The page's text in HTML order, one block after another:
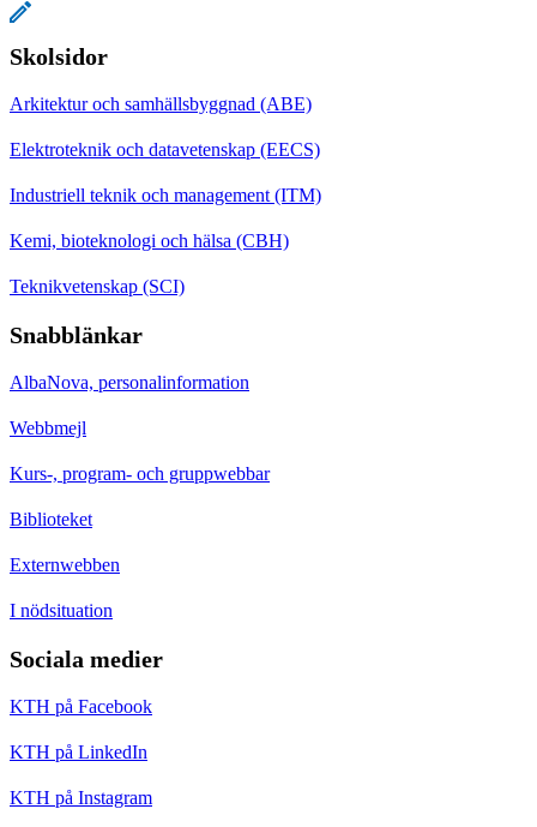
Skolsidor
Arkitektur och samhällsbyggnad (ABE)
Elektroteknik och datavetenskap (EECS)
Industriell teknik och management (ITM)
Kemi, bioteknologi och hälsa (CBH)
Teknikvetenskap (SCI)
Snabblänkar
AlbaNova, personalinformation
Webbmejl
Kurs-, program- och gruppwebbar
Biblioteket
Externwebben
I nödsituation
Sociala medier
KTH på Facebook
KTH på LinkedIn
KTH på Instagram